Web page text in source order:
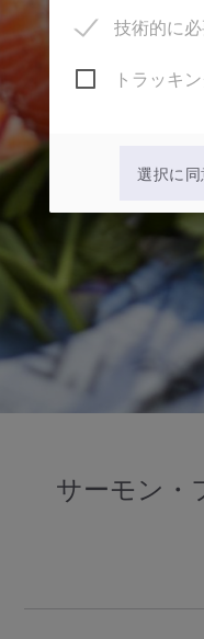
技術的に
トラッキ
選択に
サーモン・